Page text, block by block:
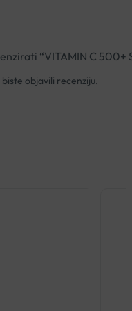
“VITAMIN C 500+
biste objavili recenziju.